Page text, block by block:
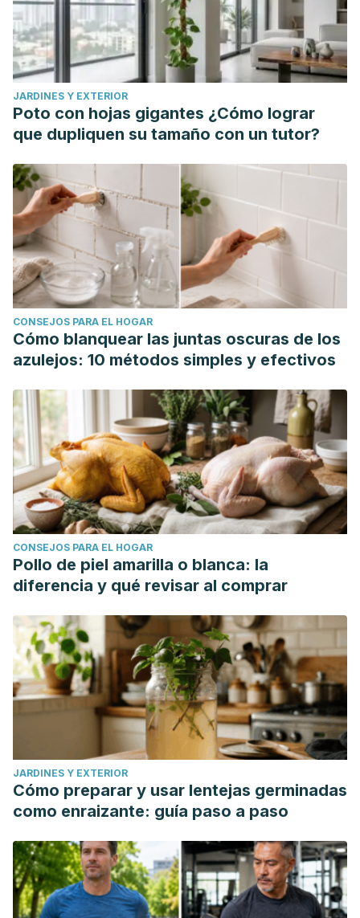
JARDINES Y EXTERIOR
Poto con hojas gigantes ¿Cómo lograr
que dupliquen su tamaño con un tutor?
CONSEJOS PARA EL HOGAR
Cómo blanquear las juntas oscuras de los
azulejos: 10 métodos simples y efectivos
CONSEJOS PARA EL HOGAR
Pollo de piel amarilla o blanca: la
diferencia y qué revisar al comprar
JARDINES Y EXTERIOR
Cómo preparar y usar lentejas germinadas
como enraizante: guía paso a paso